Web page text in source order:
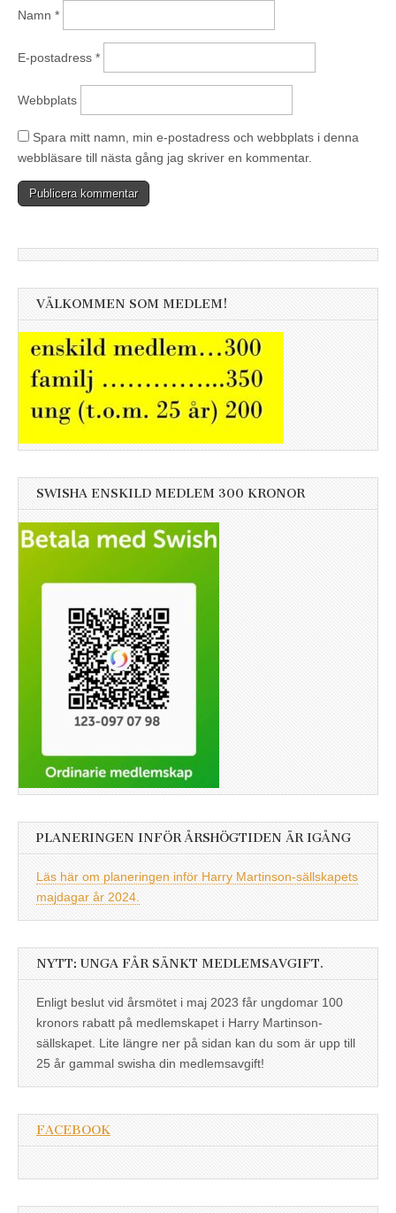
Namn *
E-postadress *
Webbplats
Spara mitt namn, min e-postadress och webbplats i denna
webbläsare till nästa gång jag skriver en kommentar.
VÄLKOMMEN SOM MEDLEM!
SWISHA ENSKILD MEDLEM 300 KRONOR
PLANERINGEN INFÖR ÅRSHÖGTIDEN ÄR IGÅNG
Läs här om planeringen inför Harry Martinson-sällskapets
majdagar år 2024.
NYTT: UNGA FÅR SÄNKT MEDLEMSAVGIFT.
Enligt beslut vid årsmötet i maj 2023 får ungdomar 100
kronors rabatt på medlemskapet i Harry Martinson-
sällskapet. Lite längre ner på sidan kan du som är upp till
25 år gammal swisha din medlemsavgift!
FACEBOOK